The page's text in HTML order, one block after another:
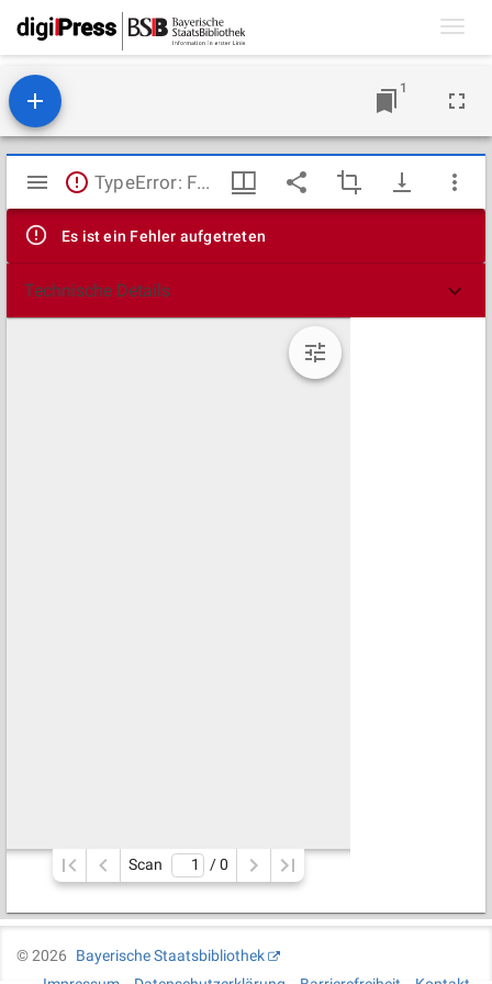
1
Mirador
Viewer
TypeError: Failed to fetch
Es ist ein Fehler aufgetreten
Technische Details
Scan / 0
©2026
Bayerische Staatsbibliothek